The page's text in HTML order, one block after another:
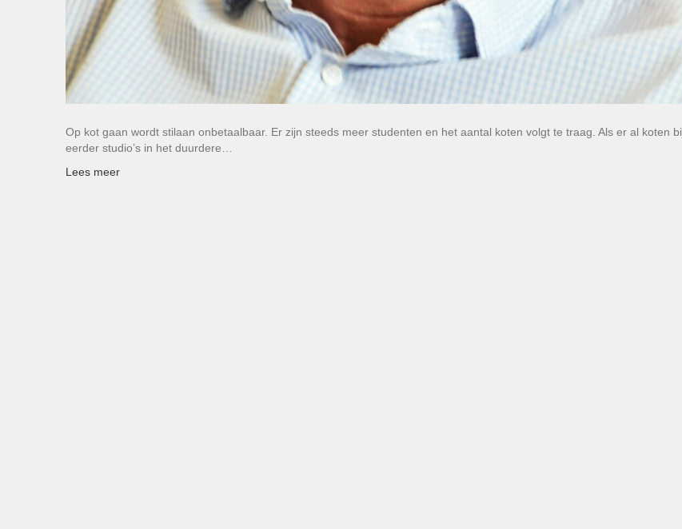
Op kot gaan wordt stilaan onbetaalbaar. Er zijn steeds meer studenten en het aantal koten volgt te traag. Als er al koten
eerder studio’s in het duurdere…
Lees meer